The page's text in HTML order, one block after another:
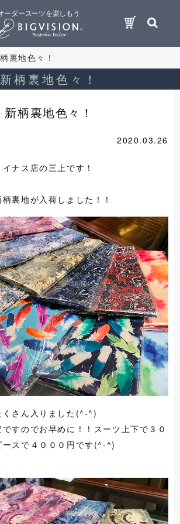
ーダースーツを楽しもう
裏地色々！
新柄裏地色々！
新柄裏地色々！
2020.03.26
ナス店の三上です！
裏地が入荷しました！！
くさん入りました(^-^)
すのでお早めに！！スーツ上下で３０
ースで４０００円です(^-^)